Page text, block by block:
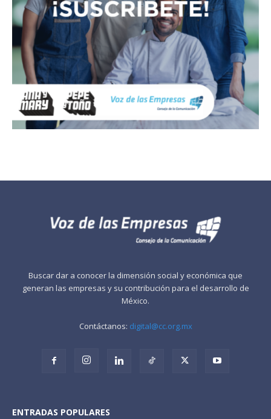
Buscar dar a conocer la dimensión social y económica que
generan las empresas y su contribución para el desarrollo de
México.
Contáctanos: digital@cc.org.mx
ENTRADAS POPULARES